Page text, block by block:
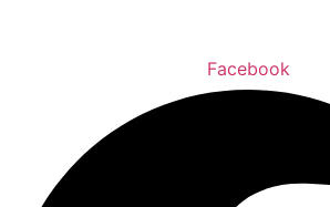
Facebook